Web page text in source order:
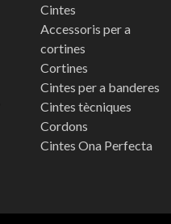
Cintes
Accessoris per a
cortines
Cortines
Cintes per a banderes
Cintes tècniques
Cordons
Cintes Ona Perfecta